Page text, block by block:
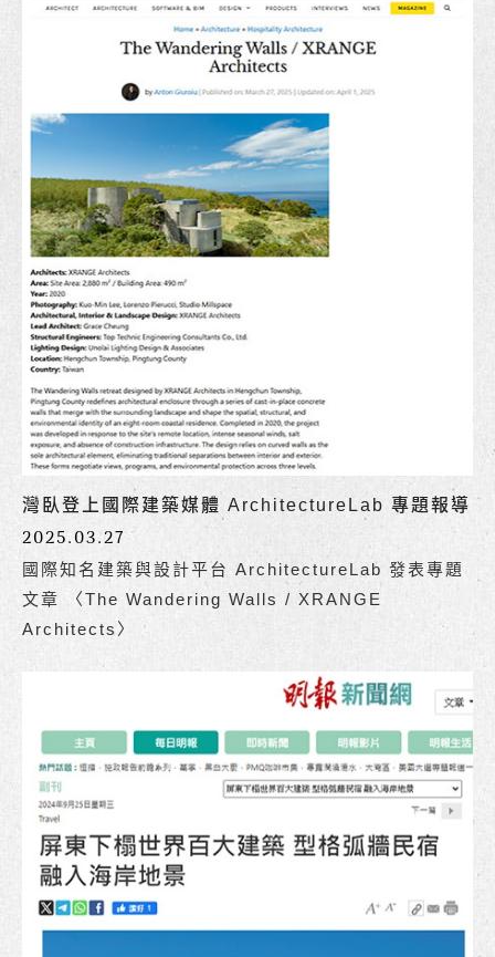
灣臥登上國際建築媒體 ArchitectureLab 專題報導
2025.03.27
國際知名建築與設計平台 ArchitectureLab 發表專題
文章 〈The Wandering Walls / XRANGE
Architects〉